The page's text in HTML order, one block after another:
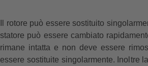
Il rotore può essere sostituito
statore può essere cambiato
rimane intatta e non deve essere
essere sostituite singolarmente. Inoltre